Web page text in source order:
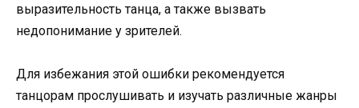
выразительность танца, а также вызвать
недопонимание у зрителей.
Для избежания этой ошибки рекомендуется
танцорам прослушивать и изучать различные жанры